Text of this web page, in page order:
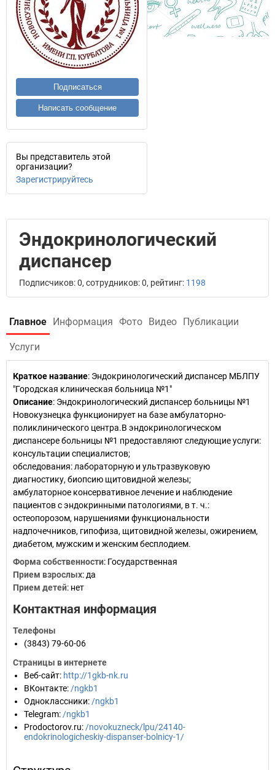
Подписаться
Написать сообщение
Вы представитель этой
организации?
Зарегистрируйтесь
Эндокринологический
диспансер
Подписчиков: 0, сотрудников: 0, рейтинг: 1198
Главное Информация Фото Видео Публикации
Услуги
Краткое название: Эндокринологический диспансер МБЛПУ
"Городская клиническая больница №1"
Описание: Эндокринологический диспансер больницы №1
Новокузнецка функционирует на базе амбулаторно-
поликлинического центра.В эндокринологическом
диспансере больницы №1 предоставляют следующие услуги:
консультации специалистов;
обследования: лабораторную и ультразвуковую
диагностику, биопсию щитовидной железы;
амбулаторное консервативное лечение и наблюдение
пациентов с эндокринными патологиями, в т. ч.:
остеопорозом, нарушениями функциональности
надпочечников, гипофиза, щитовидной железы, ожирением,
диабетом, мужским и женским бесплодием.
Форма собственности: Государственная
Прием взрослых: да
Прием детей: нет
Контактная информация
Телефоны
(3843) 79-60-06
Страницы в интернете
Веб-сайт: http://1gkb-nk.ru
ВКонтакте: /ngkb1
Одноклассники: /ngkb1
Telegram: /ngkb1
Prodoctorov.ru: /novokuzneck/lpu/24140-
endokrinologicheskiy-dispanser-bolnicy-1/